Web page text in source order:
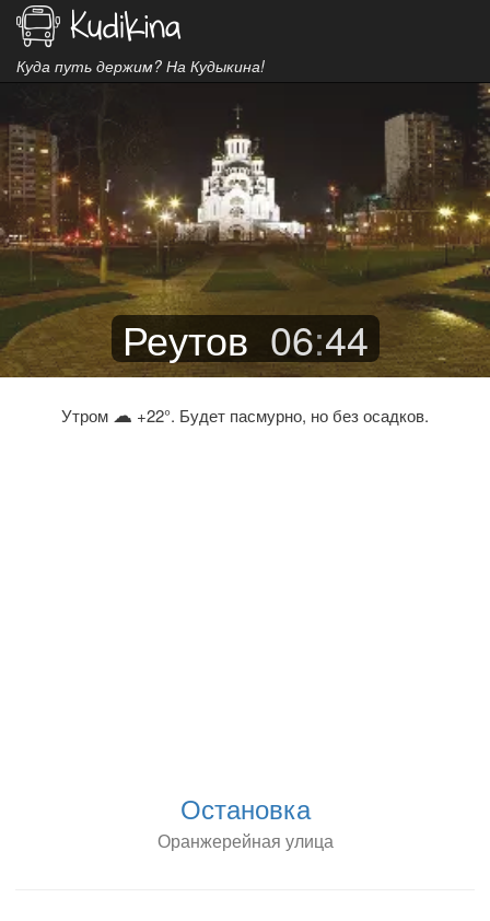
Куда путь держим? На Кудыкина!
Реутов 06:44
Утром ☁ +22°. Будет пасмурно, но без осадков.
Остановка
Оранжерейная улица